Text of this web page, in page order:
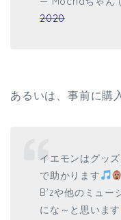
2020
あるいは、事前に購
イエモンはグッ
で助かります
B’zや他のミュー
にな～と思います